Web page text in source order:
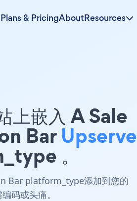
Plans & PricingAboutResources
上嵌入 A Sale
BarUpserve
。
Bar platform_type添加到您的
码或头痛。